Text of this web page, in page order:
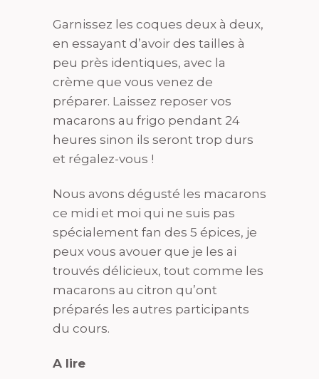
Garnissez les coques deux à deux,
en essayant d’avoir des tailles à
peu près identiques, avec la
crème que vous venez de
préparer. Laissez reposer vos
macarons au frigo pendant 24
heures sinon ils seront trop durs
et régalez-vous !
Nous avons dégusté les macarons
ce midi et moi qui ne suis pas
spécialement fan des 5 épices, je
peux vous avouer que je les ai
trouvés délicieux, tout comme les
macarons au citron qu’ont
préparés les autres participants
du cours.
A lire